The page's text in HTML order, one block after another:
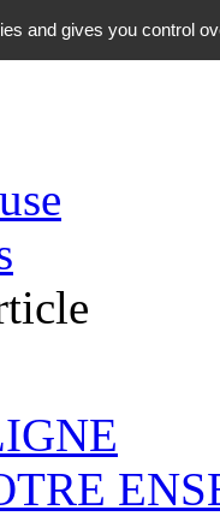
and gives you control